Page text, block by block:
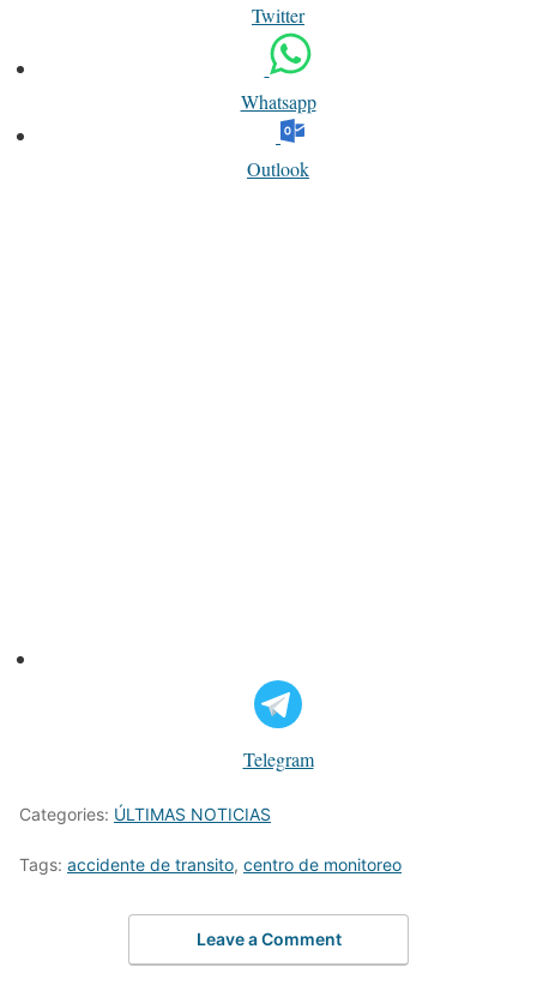
Twitter
Whatsapp
Outlook
Telegram
Categories: ÚLTIMAS NOTICIAS
Tags: accidente de transito, centro de monitoreo
Leave a Comment